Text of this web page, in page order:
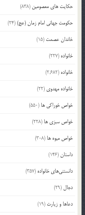
حکایت های معصومین (838)
حکومت جهانی امام زمان (عج)(24)
خاندان عصمت (15)
خانواده (227)
خانواده (2,682)
خانواده مهدوی (22)
خواص خوراکی ها (550)
خواص سبزی ها (228)
خواص میوه ها (308)
داستان(146)
دانستنی‌های خانواده (357)
دجال (29)
دعاها و زیارت (19)